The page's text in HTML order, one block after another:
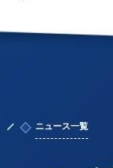
ニュース一覧